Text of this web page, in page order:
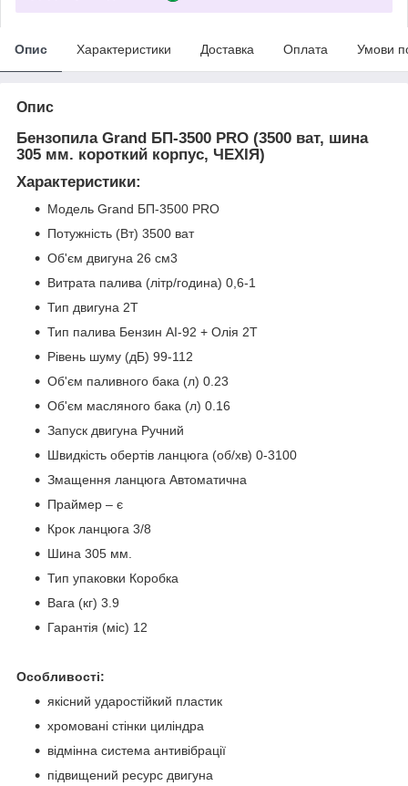
Опис Характеристики Доставка Оплата Умови
Опис
Бензопила Grand БП-3500 PRO (3500 ват, шина
305 мм. короткий корпус, ЧЕХІЯ)
Характеристики:
Модель Grand БП-3500 PRO
Потужність (Вт) 3500 ват
Об'єм двигуна 26 см3
Витрата палива (літр/година) 0,6-1
Тип двигуна 2T
Тип палива Бензин АІ-92 + Олія 2Т
Рівень шуму (дБ) 99-112
Об'єм паливного бака (л) 0.23
Об'єм масляного бака (л) 0.16
Запуск двигуна Ручний
Швидкість обертів ланцюга (об/хв) 0-3100
Змащення ланцюга Автоматична
Праймер – є
Крок ланцюга 3/8
Шина 305 мм.
Тип упаковки Коробка
Вага (кг) 3.9
Гарантія (міс) 12
Особливості:
якісний ударостійкий пластик
хромовані стінки циліндра
відмінна система антивібрації
підвищений ресурс двигуна